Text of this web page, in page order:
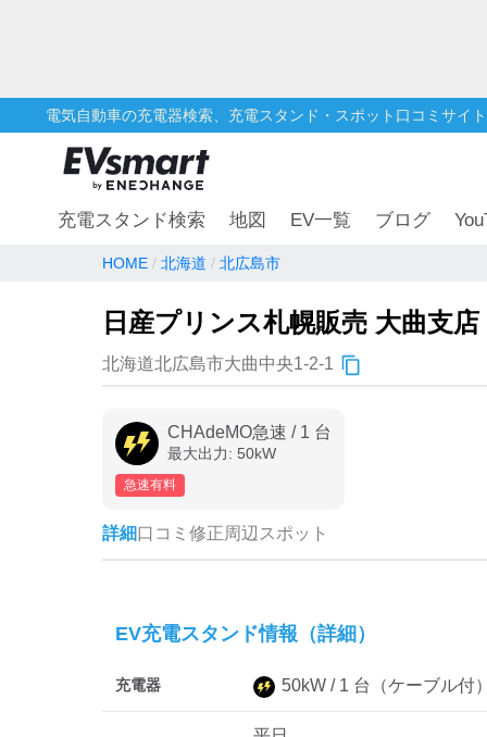
電気自動車の充電器検索、充電スタンド・スポット口コミサイト
充電スタンド検索 地図 EV一覧 ブログ
HOME 北海道 北広島市
日産プリンス札幌販売 大曲支店
北海道北広島市大曲中央1-2-1
CHAdeMO急速 / 1 台
最大出力: 50kW
急速有料
詳細口コミ 修正周辺スポット
EV充電スタンド情報（詳細）
充電器 50kW / 1 台 （ケーブル付